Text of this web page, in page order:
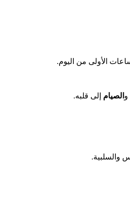
الأولى من اليوم.
و الصيام إلى قلبه.
والسلبية.